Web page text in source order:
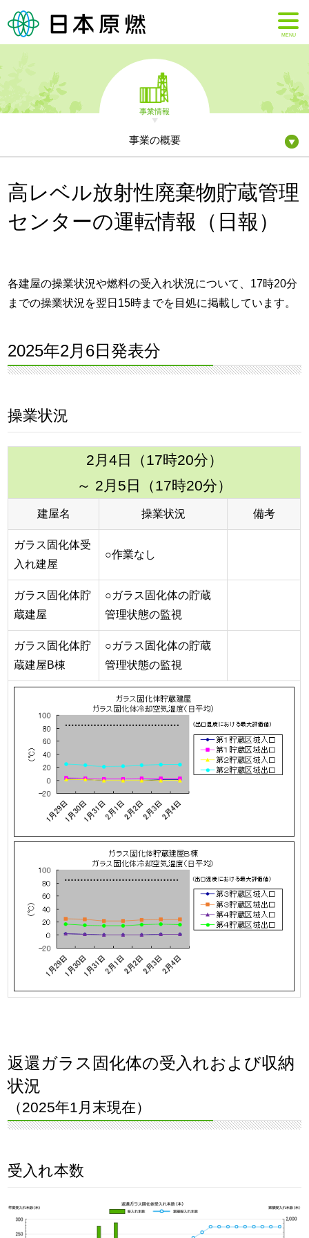
MENU
事業情報
事業の概要
高レベル放射性廃棄物貯蔵管理
センターの運転情報（日報）
各建屋の操業状況や燃料の受入れ状況について、17時20分
までの操業状況を翌日15時までを目処に掲載しています。
2025年2月6日発表分
操業状況
2月4日（17時20分）
～ 2月5日（17時20分）
建屋名 操業状況 備考
ガラス固化体受
入れ建屋
○作業なし
ガラス固化体貯
蔵建屋
○ガラス固化体の貯蔵
管理状態の監視
ガラス固化体貯
蔵建屋B棟
○ガラス固化体の貯蔵
管理状態の監視
返還ガラス固化体の受入れおよび収納
状況
（2025年1月末現在）
受入れ本数